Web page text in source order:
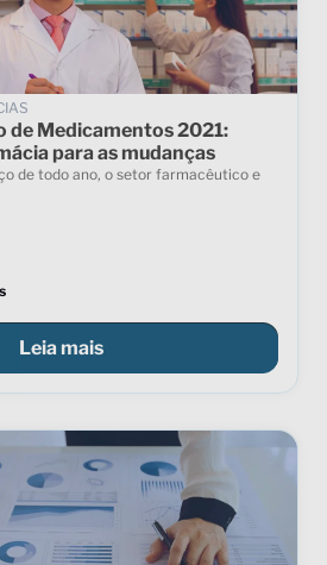
de Medicamentos 2021:
para as mudanças
de todo ano, o setor farmacêutico e
Leia mais